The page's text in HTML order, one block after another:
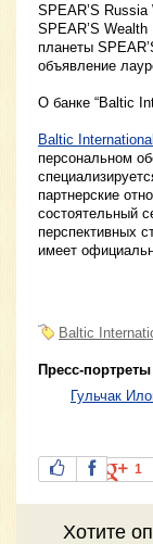
SPEAR’S
SPEAR’S
планеты
объявление
О банке “Baltic
Baltic
персональном
партнерские
состоятельный
перспективных
имеет
Baltic
Пресс-портреты
Гульчак
1
Хотите